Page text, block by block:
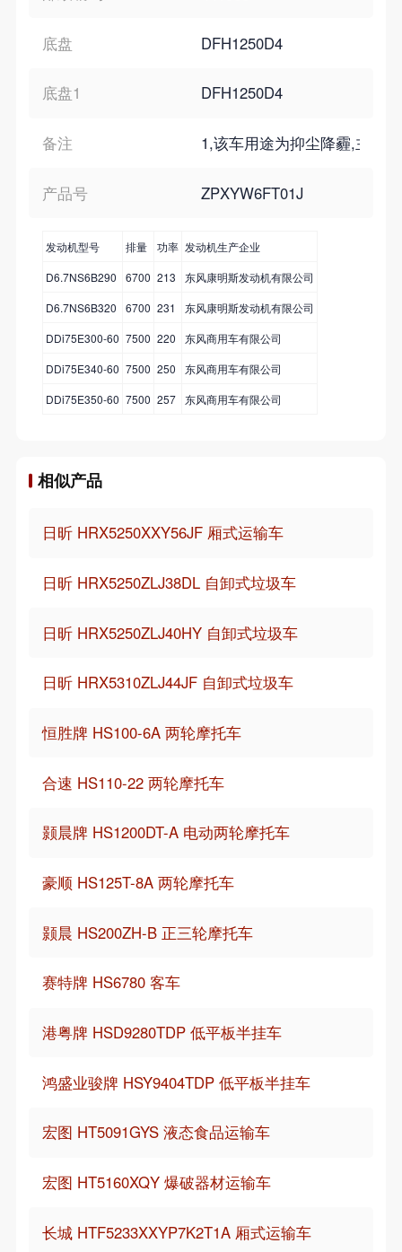
底盘 DFH1250D4
底盘1 DFH1250D4
备注 1,该车用途为抑尘降霾,主要
产品号 ZPXYW6FT01J
发动机型号 排量 功率 发动机生产企业
D6.7NS6B290
6700 213
东风康明斯发动机有限公司
D6.7NS6B320
6700 231
东风康明斯发动机有限公司
DDi75E300-60 7500 220
东风商用车有限公司
DDi75E340-60 7500 250
东风商用车有限公司
DDi75E350-60 7500 257 东风商用车有限公司
相似产品
日昕 HRX5250XXY56JF 厢式运输车
日昕 HRX5250ZLJ38DL 自卸式垃圾车
日昕 HRX5250ZLJ40HY 自卸式垃圾车
日昕 HRX5310ZLJ44JF 自卸式垃圾车
恒胜牌 HS100-6A 两轮摩托车
合速 HS110-22 两轮摩托车
颢晨牌 HS1200DT-A 电动两轮摩托车
豪顺 HS125T-8A 两轮摩托车
颢晨 HS200ZH-B 正三轮摩托车
赛特牌 HS6780 客车
港粤牌 HSD9280TDP 低平板半挂车
鸿盛业骏牌 HSY9404TDP 低平板半挂车
宏图 HT5091GYS 液态食品运输车
宏图 HT5160XQY 爆破器材运输车
长城 HTF5233XXYP7K2T1A 厢式运输车